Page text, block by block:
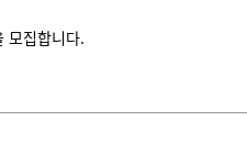
모집합니다.